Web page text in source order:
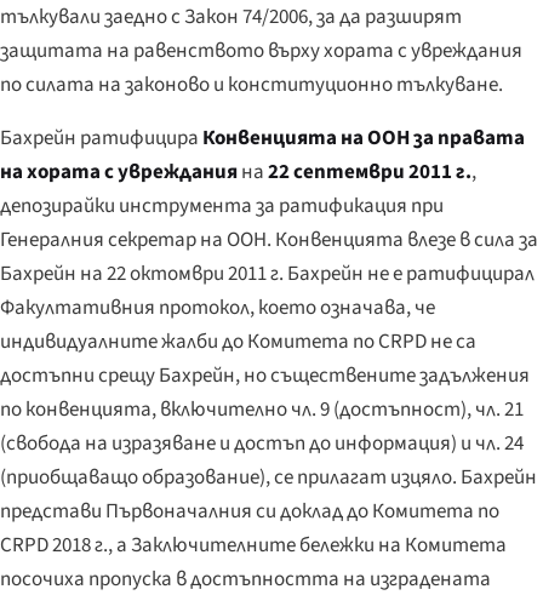
тълкували заедно с Закон 74/2006, за да разширят
защитата на равенството върху хората с увреждания
по силата на законово и конституционно тълкуване.
Бахрейн ратифицира Конвенцията на ООН за правата
на хората с уврежданияна22 септември 2011 г.,
депозирайки инструмента за ратификация при
Генералния секретар на ООН. Конвенцията влезе в сила за
Бахрейн на 22 октомври 2011 г. Бахрейн не е ратифицирал
Факултативния протокол, което означава, че
индивидуалните жалби до Комитета по CRPD не са
достъпни срещу Бахрейн, но съществените задължения
по конвенцията, включително чл. 9 (достъпност), чл. 21
(свобода на изразяване и достъп до информация) и чл. 24
(приобщаващо образование), се прилагат изцяло. Бахрейн
представи Първоначалния си доклад до Комитета по
CRPD 2018 г., а Заключителните бележки на Комитета
посочиха пропуска в достъпността на изградената